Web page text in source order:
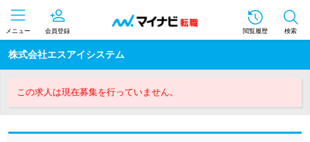
メニュー 会員登録 閲覧履歴 検索
株式会社エスアイシステム
この求人は現在募集を行っていません。